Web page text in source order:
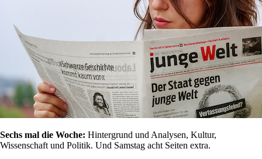
Sechs mal die Woche: Hintergrund und Analysen, Kultur,
Wissenschaft und Politik. Und Samstag acht Seiten extra.